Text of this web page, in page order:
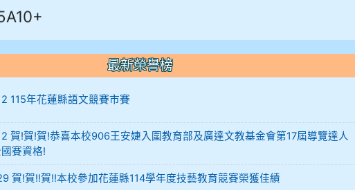
最新榮譽榜
115年花蓮縣語文競賽市賽
賀!賀!賀!恭喜本校906王安婕入圍教育部及廣達文教基金會第17屆導覽達人
賽資格!
賀!賀!!賀!!本校參加花蓮縣114學年度技藝教育競賽榮獲佳績